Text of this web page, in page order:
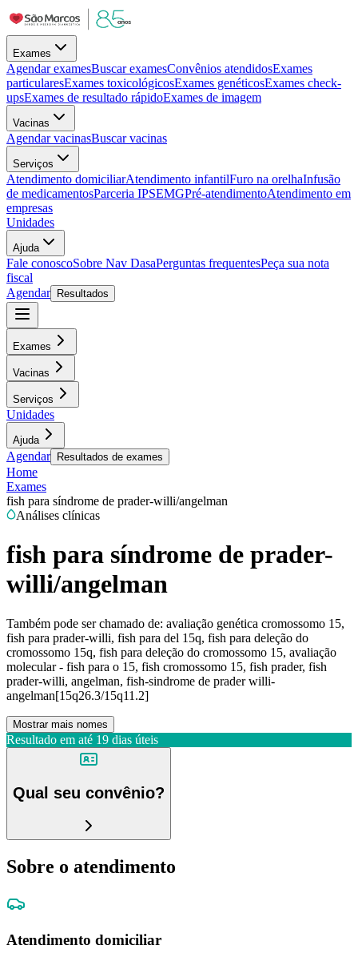
Exames
Agendar examesBuscar examesConvênios atendidosExames
particularesExames toxicológicosExames genéticosExames check-
upsExames de resultado rápidoExames de imagem
Vacinas
Agendar vacinasBuscar vacinas
Serviços
Atendimento domiciliarAtendimento infantilFuro na orelhaInfusão
de medicamentosParceria IPSEMGPré-atendimentoAtendimento em
empresas
Unidades
Ajuda
Fale conoscoSobre Nav DasaPerguntas frequentesPeça sua nota
fiscal
Agendar
Resultados
Exames
Vacinas
Serviços
Unidades
Ajuda
Agendar Resultados de exames
Home
Exames
fish para síndrome de prader-willi/angelman
Análises clínicas
fish para síndrome de prader-
willi/angelman
Também pode ser chamado de: avaliação genética cromossomo 15,
fish para prader-willi, fish para del 15q, fish para deleção do
cromossomo 15q, fish para deleção do cromossomo 15, avaliação
molecular - fish para o 15, fish cromossomo 15, fish prader, fish
prader-willi, angelman, fish-sindrome de prader willi-
angelman[15q26.3/15q11.2]
Mostrar mais nomes
Resultado em até 19 dias úteis
Qual seu convênio?
Sobre o atendimento
Atendimento domiciliar